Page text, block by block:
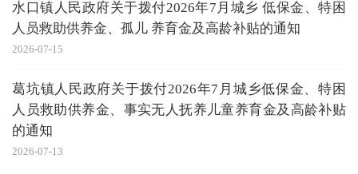
水口镇人民政府关于拨付2026年7月城乡 低保金、特困
人员救助供养金、孤儿 养育金及高龄补贴的通知
2026-07-15
葛坑镇人民政府关于拨付2026年7月城乡低保金、特困
人员救助供养金、事实无人抚养儿童养育金及高龄补贴
的通知
2026-07-13